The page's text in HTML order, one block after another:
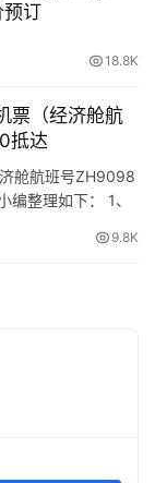
预订
18.8K
票（经济舱航
抵达
舱航班号ZH9098
整理如下： 1、
Time)
9.8K